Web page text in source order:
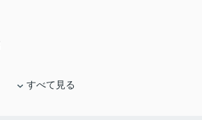
すべて見る